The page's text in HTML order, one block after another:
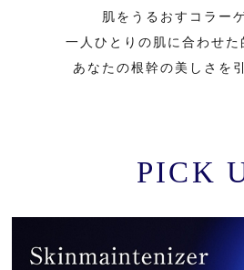
肌をうるおすコラー
一人ひとりの肌に合わせた
あなたの根幹の美しさを
PICK